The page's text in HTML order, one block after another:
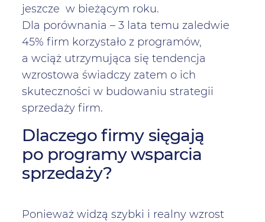
jeszcze w bieżącym roku.
Dla porównania – 3 lata temu zaledwie
45% firm korzystało z programów,
a wciąż utrzymująca się tendencja
wzrostowa świadczy zatem o ich
skuteczności w budowaniu strategii
sprzedaży firm.
Dlaczego firmy sięgają
po programy wsparcia
sprzedaży?
Ponieważ widzą szybki i realny wzrost